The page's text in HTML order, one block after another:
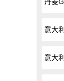
意大
意大